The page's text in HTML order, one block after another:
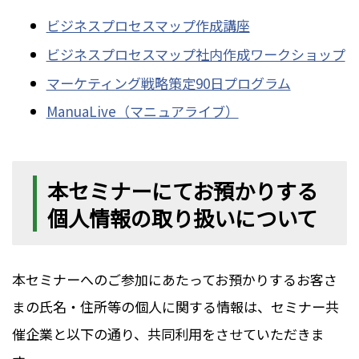
ビジネスプロセスマップ作成講座
ビジネスプロセスマップ社内作成ワークショップ
マーケティング戦略策定90日プログラム
ManuaLive（マニュアライブ）
本セミナーにてお預かりする
個人情報の取り扱いについて
本セミナーへのご参加にあたってお預かりするお客さ
まの氏名・住所等の個人に関する情報は、セミナー共
催企業と以下の通り、共同利用をさせていただきま